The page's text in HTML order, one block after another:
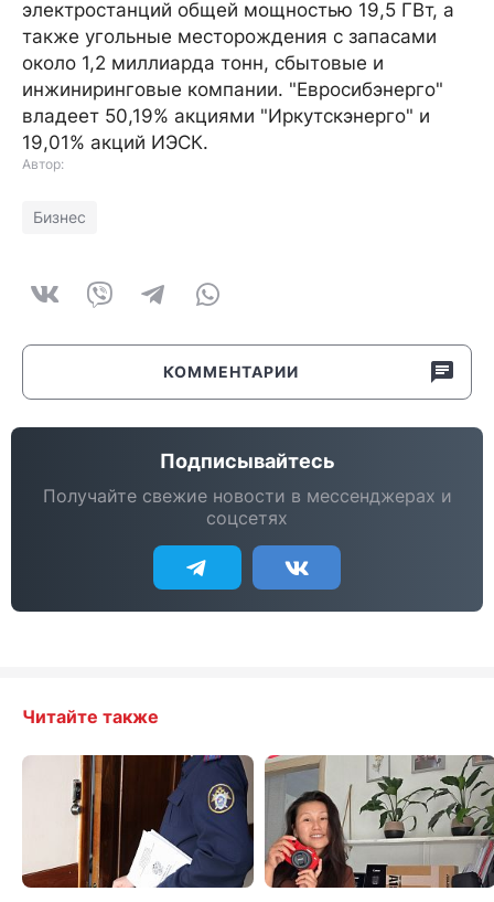
электростанций общей мощностью 19,5 ГВт, а
также угольные месторождения с запасами
около 1,2 миллиарда тонн, сбытовые и
инжиниринговые компании. "Евросибэнерго"
владеет 50,19% акциями "Иркутскэнерго" и
19,01% акций ИЭСК.
Автор:
Бизнес
КОММЕНТАРИИ
Подписывайтесь
Получайте свежие новости в мессенджерах и
соцсетях
Читайте также